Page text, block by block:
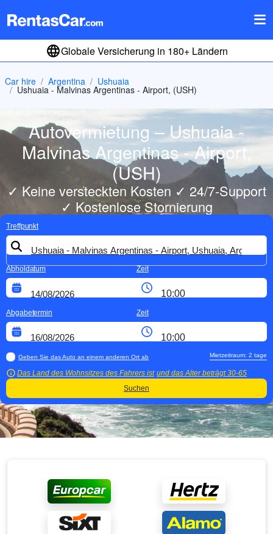
Globale Versicherung in 180+ Ländern
Car hire Argentina Ushuaia
Ushuaia - Malvinas Argentinas - Airport, (USH)
Autovermietung – Ushuaia -
Malvinas Argentinas - Airport,
(USH)
✓ Keine versteckten Kosten ✓ 24/7-Support
✓ Kostenlose Stornierung
Treffpunkt
Abholdatum Zeit
Abgabetermin Zeit
Geben Sie das Auto an einem anderen Ort ab
Das Land des Wohnsitzes des Fahrers ist und das Alter beträgt30-65
Mietzeitraum: 2 tage
Suchen